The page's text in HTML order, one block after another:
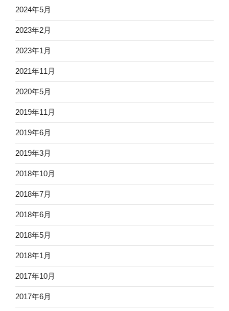
2024年5月
2023年2月
2023年1月
2021年11月
2020年5月
2019年11月
2019年6月
2019年3月
2018年10月
2018年7月
2018年6月
2018年5月
2018年1月
2017年10月
2017年6月